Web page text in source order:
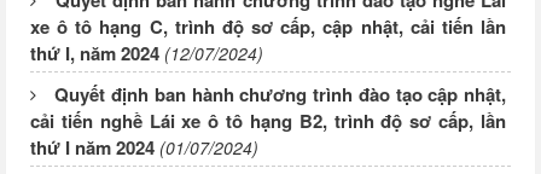
xe ô tô hạng C, trình độ sơ cấp, cập nhật, cải tiến lần
thứ I, năm 2024 (12/07/2024)
Quyết định ban hành chương trình đào tạo cập nhật,
cải tiến nghề Lái xe ô tô hạng B2, trình độ sơ cấp, lần
thứ I năm 2024 (01/07/2024)